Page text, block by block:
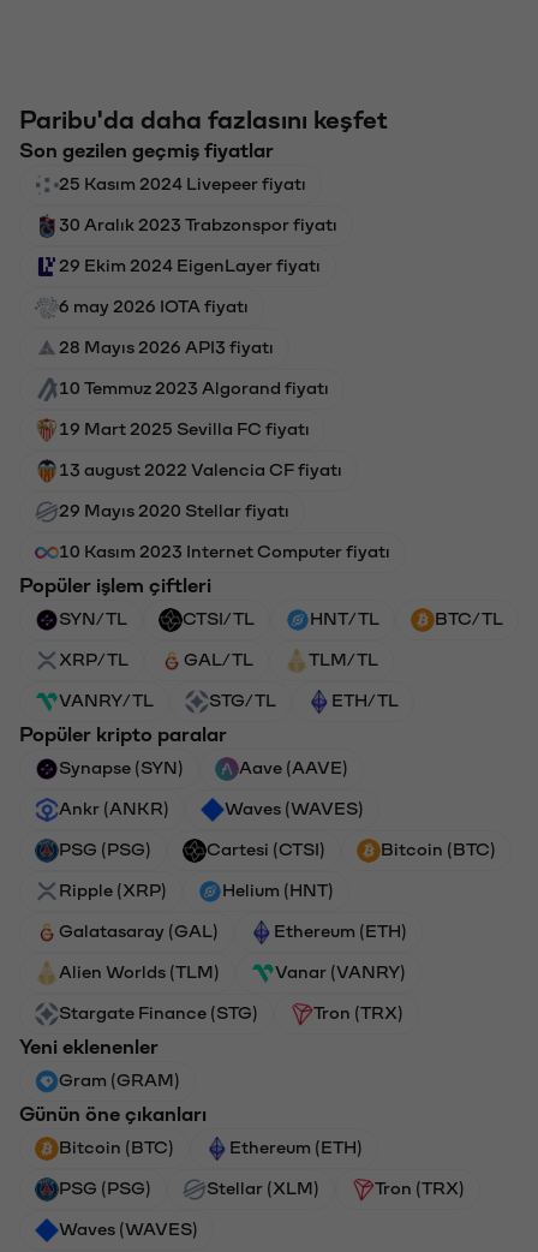
Paribu'da daha fazlasını keşfet
Son gezilen geçmiş fiyatlar
25 Kasım 2024 Livepeer fiyatı
30 Aralık 2023 Trabzonspor fiyatı
29 Ekim 2024 EigenLayer fiyatı
6 may 2026 IOTA fiyatı
28 Mayıs 2026 API3 fiyatı
10 Temmuz 2023 Algorand fiyatı
19 Mart 2025 Sevilla FC fiyatı
13 august 2022 Valencia CF fiyatı
29 Mayıs 2020 Stellar fiyatı
10 Kasım 2023 Internet Computer fiyatı
Popüler işlem çiftleri
SYN/TL CTSI/TL HNT/TL BTC/TL
XRP/TL GAL/TL TLM/TL
VANRY/TL STG/TL ETH/TL
Popüler kripto paralar
Synapse (SYN) Aave (AAVE)
Ankr (ANKR) Waves (WAVES)
PSG (PSG) Cartesi (CTSI) Bitcoin (BTC)
Ripple (XRP) Helium (HNT)
Galatasaray (GAL) Ethereum (ETH)
Alien Worlds (TLM) Vanar (VANRY)
Stargate Finance (STG) Tron (TRX)
Yeni eklenenler
Gram (GRAM)
Günün öne çıkanları
Bitcoin (BTC) Ethereum (ETH)
PSG (PSG) Stellar (XLM) Tron (TRX)
Waves (WAVES)